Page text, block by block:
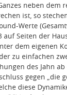
neben
ist, so
Werte
Seiten der
dem eigenen
zu einfachen
des Jahn
gegen „die
diese